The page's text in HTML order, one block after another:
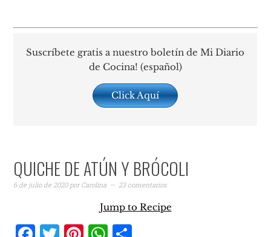
Suscríbete gratis a nuestro boletín de Mi Diario
de Cocina! (español)
Click Aquí
QUICHE DE ATÚN Y BRÓCOLI
6 de julio de 2020porCarolina 23 comentarios
Jump to Recipe